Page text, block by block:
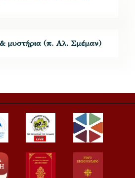
μυστήρια (π. Αλ. Σμέμαν)